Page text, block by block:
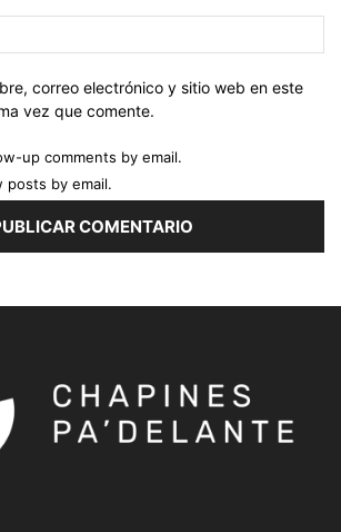
correo electrónico y sitio web en este
vez que comente.
up comments by email.
posts by email.